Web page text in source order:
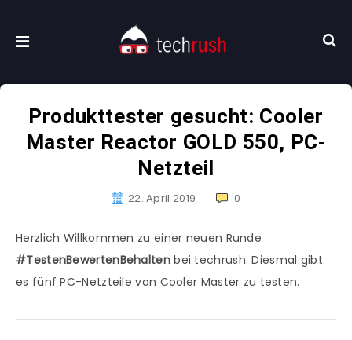
Produkttester gesucht: Cooler
Master Reactor GOLD 550, PC-
Netzteil
22. April 2019 0
Herzlich Willkommen zu einer neuen Runde
#TestenBewertenBehaltenbei techrush. Diesmal gibt
es fünf PC-Netzteile von Cooler Master zu testen.